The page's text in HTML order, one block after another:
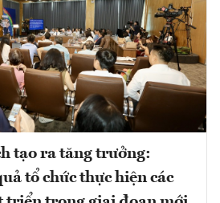
tạo ra tăng trưởng:
tổ chức thực hiện các